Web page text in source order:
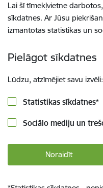
Lai šī tīmekļvietne
sīkdatnes. Ar Jūsu
izmantotas statistikas un
Pielāgot sīkdatnes
Lūdzu, atzīmējiet savu izvēli:
Statistikas sīkdatnes*
Sociālo mediju un
Noraidīt